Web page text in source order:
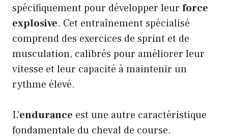
spécifiquement pour développer leur force
explosive. Cet entraînement spécialisé
comprend des exercices de sprint et de
musculation, calibrés pour améliorer leur
vitesse et leur capacité à maintenir un
rythme élevé.
L’endurance est une autre caractéristique
fondamentale du cheval de course.